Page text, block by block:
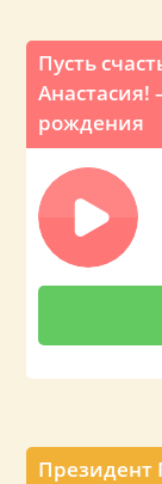
Пусть
Анастасия!
рождения
Президент